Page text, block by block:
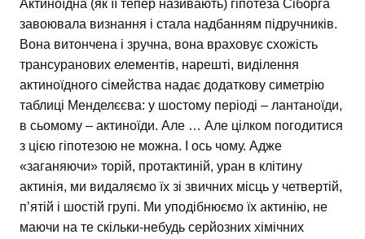
Актиноїдна (як її тепер називають) гіпотеза Сіборга
завоювала визнання і стала надбанням підручників.
Вона витончена і зручна, вона враховує схожість
трансуранових елементів, нарешті, виділення
актиноїдного сімейства надає додаткову симетрію
таблиці Менделєєва: у шостому періоді – лантаноїди,
в сьомому – актиноїди. Але … Але цілком погодитися
з цією гіпотезою не можна. І ось чому. Адже
«заганяючи» торій, протактиній, уран в клітину
актинія, ми видаляємо їх зі звичних місць у четвертій,
п’ятій і шостій групі. Ми уподібнюємо їх актинію, не
маючи на те скільки-небудь серйозних хімічних